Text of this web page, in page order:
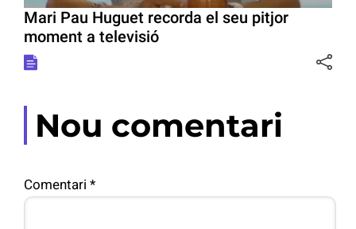
Mari Pau Huguet recorda el seu pitjor
moment a televisió
Nou comentari
Comentari *